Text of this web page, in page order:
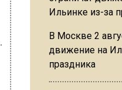
В Москве 2
движение на
праздника